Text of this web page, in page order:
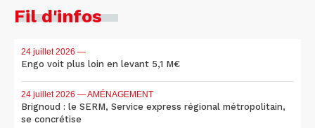
Fil d'infos
24 juillet 2026 —
Engo voit plus loin en levant 5,1 M€
24 juillet 2026 — AMÉNAGEMENT
Brignoud : le SERM, Service express régional métropolitain,
se concrétise